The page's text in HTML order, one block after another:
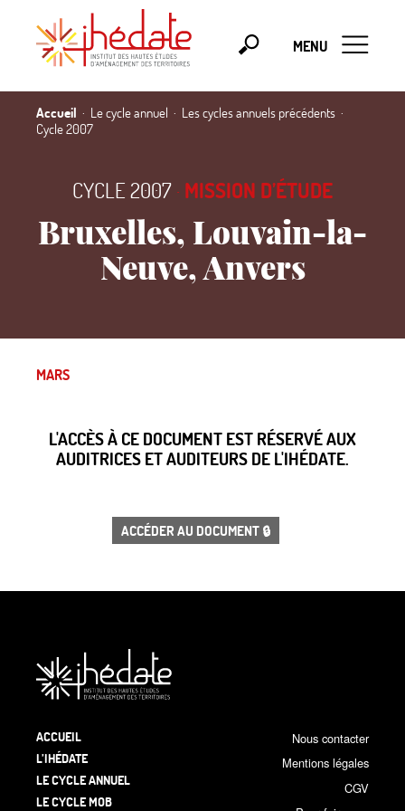
MENU
Accueil Le cycle annuel
Les cycles annuels précédents
Cycle 2007
CYCLE 2007 · MISSION D’ÉTUDE
Bruxelles, Louvain-la-
Neuve, Anvers
MARS
L'ACCÈS À CE DOCUMENT EST RÉSERVÉ AUX
AUDITRICES ET AUDITEURS DE L'IHÉDATE.
ACCÉDER AU DOCUMENT 🔒
ACCUEIL
L’IHÉDATE
LE CYCLE ANNUEL
LE CYCLE MOB
Nous contacter
Mentions légales
CGV